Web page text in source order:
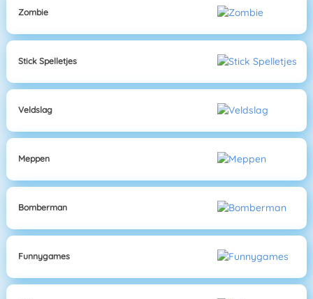
Zombie
Stick Spelletjes
Veldslag
Meppen
Bomberman
Funnygames